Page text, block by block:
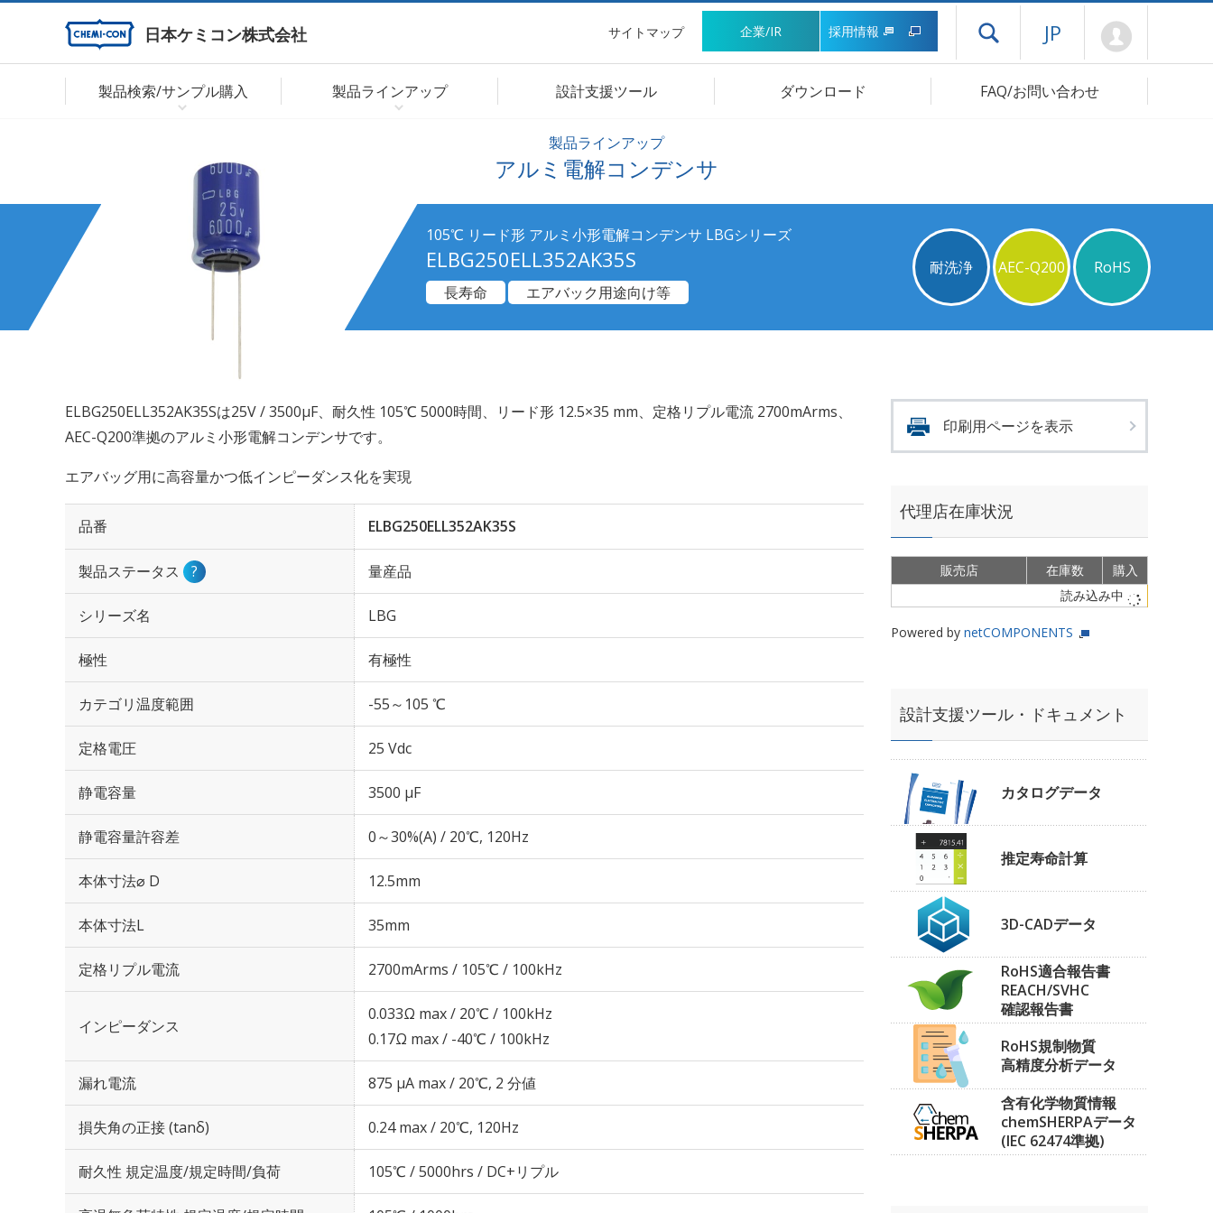
日本ケミコン株式会社 サイトマップ 企業/IR 採用情報 ドロワーメニューを開く
JP
製品検索/サンプル購入 製品ラインアップ 設計支援ツール ダウンロード FAQ/お問い合わせ
製品ラインアップ
アルミ電解コンデンサ
105℃ リード形 アルミ小形電解コンデンサ LBGシリーズ
ELBG250ELL352AK35S 耐洗浄 AEC-Q200
RoHS
長寿命
エアバック用途向け等
ELBG250ELL352AK35Sは25V / 3500µF、耐久性 105℃ 5000時間、リード形 12.5×35 mm、定格リプル電流 2700mArms、
AEC-Q200準拠のアルミ小形電解コンデンサです。
エアバッグ用に高容量かつ低インピーダンス化を実現
品番 ELBG250ELL352AK35S
製品ステータス ? 量産品
シリーズ名 LBG
極性 有極性
カテゴリ温度範囲 -55～105 ℃
定格電圧 25 Vdc
静電容量 3500 µF
静電容量許容差 0～30%(A) / 20℃, 120Hz
本体寸法⌀ D 12.5mm
本体寸法L 35mm
定格リプル電流 2700mArms / 105℃ / 100kHz
インピーダンス
0.033Ω max / 20℃ / 100kHz
0.17Ω max / -40℃ / 100kHz
漏れ電流 875 μA max / 20℃, 2 分値
損失角の正接 (tanδ) 0.24 max / 20℃, 120Hz
耐久性 規定温度/規定時間/負荷 105℃ / 5000hrs / DC+リプル
印刷用ページを表示
代理店在庫状況
販売店 在庫数
購入
読み込み中
Powered by netCOMPONENTS
設計支援ツール・ドキュメント
カタログデータ
推定寿命計算
3D-CADデータ
RoHS適合報告書
REACH/SVHC
確認報告書
RoHS規制物質
高精度分析データ
含有化学物質情報
chemSHERPAデータ
(IEC 62474準拠)